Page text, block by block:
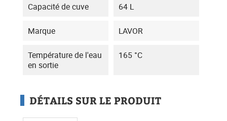
Capacité de cuve 64 L
Marque LAVOR
Température de l'eau
en sortie
165 °C
DÉTAILS SUR LE PRODUIT